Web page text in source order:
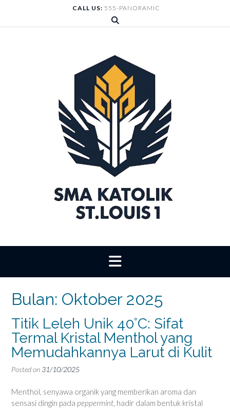
content
CALL US: 555-PANORAMIC
Bulan: Oktober 2025
Titik Leleh Unik 40°C: Sifat
Termal Kristal Menthol yang
Memudahkannya Larut di Kulit
Posted on 31/10/2025
Menthol, senyawa organik yang memberikan aroma dan
sensasi dingin pada peppermint, hadir dalam bentuk kristal